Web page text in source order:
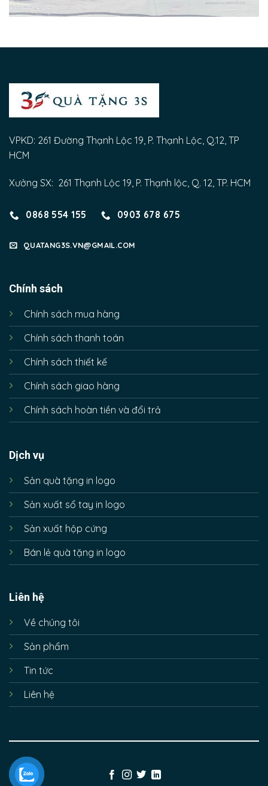
VPKD: 261 Đường Thạnh Lộc 19, P. Thạnh Lộc, Q.12, TP
HCM
Xưởng SX: 261 Thạnh Lộc 19, P. Thạnh lộc, Q. 12, TP. HCM
0868 554 155 0903 678 675
QUATANG3S.VN@GMAIL.COM
Chính sách
Chính sách mua hàng
Chính sách thanh toán
Chính sách thiết kế
Chính sách giao hàng
Chính sách hoàn tiền và đổi trả
Dịch vụ
Sản quà tặng in logo
Sản xuất sổ tay in logo
Sản xuất hộp cứng
Bán lẻ quà tặng in logo
Liên hệ
Về chúng tôi
Sản phẩm
Tin tức
Liên hệ